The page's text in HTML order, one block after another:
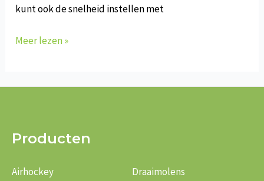
kunt ook de snelheid instellen met
F-
Meer lezen »
Producten
Airhockey
Draaimolens